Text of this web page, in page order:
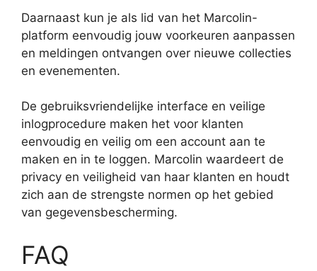
Daarnaast kun je als lid van het Marcolin-
platform eenvoudig jouw voorkeuren aanpassen
en meldingen ontvangen over nieuwe collecties
en evenementen.
De gebruiksvriendelijke interface en veilige
inlogprocedure maken het voor klanten
eenvoudig en veilig om een account aan te
maken en in te loggen. Marcolin waardeert de
privacy en veiligheid van haar klanten en houdt
zich aan de strengste normen op het gebied
van gegevensbescherming.
FAQ